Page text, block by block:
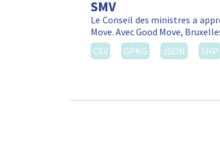
SMV
Le Conseil des ministres a
Move. Avec Good Move,
CSV
GPKG JSON SHP